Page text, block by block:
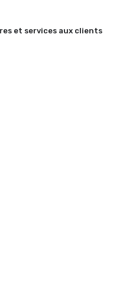
et services aux clients